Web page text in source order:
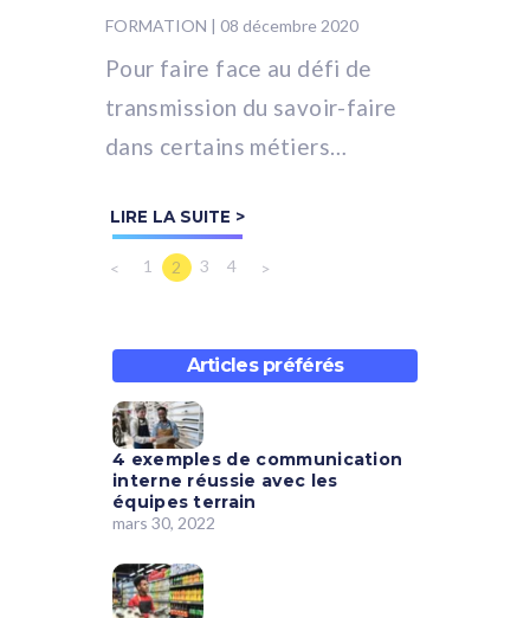
FORMATION | 08 décembre 2020
Pour faire face au défi de
transmission du savoir-faire
dans certains métiers
construction, prestations
techniques, vente) ou bien...
LIRE LA SUITE >
< 1 2 3 4 >
Articles préférés
4 exemples de communication
interne réussie avec les
équipes terrain
mars 30, 2022